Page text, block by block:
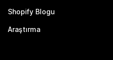
Shopify Blogu
Araştırma